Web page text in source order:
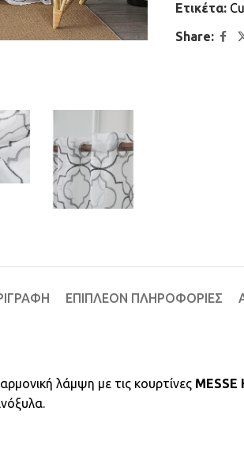
Ετικέτα:
Share:
ΕΠΙΠΛΈΟΝ ΠΛΗΡΟΦΟΡΊΕΣ
λάμψη με τις κουρτίνες MESSE